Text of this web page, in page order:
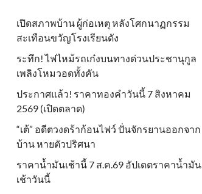
เปิดสภาพบ้าน ผู้ก่อเหตุ หลังโศกนาฏกรรม
สะเทือนขวัญโรงเรียนดัง
ระทึก! ไฟไหม้รถเก๋งบนทางด่วนประชานุกูล
เพลิงโหมวอดทั้งคัน
ประกาศแล้ว! ราคาทองคำวันนี้ 7 สิงหาคม
2569 (เปิดตลาด)
“เต้” อดีตวงดร้าก้อนไฟว์ ปั่นจักรยานออกจาก
บ้าน หายตัวปริศนา
ราคาน้ำมันเช้านี้ 7 ส.ค.69 อัปเดตราคาน้ำมัน
เช้าวันนี้